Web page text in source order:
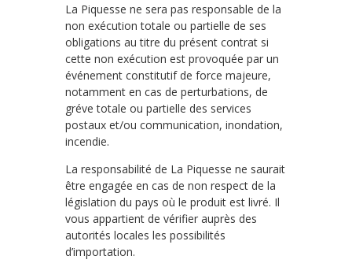
La Piquesse ne sera pas responsable de la
non exécution totale ou partielle de ses
obligations au titre du présent contrat si
cette non exécution est provoquée par un
événement constitutif de force majeure,
notamment en cas de perturbations, de
gréve totale ou partielle des services
postaux et/ou communication, inondation,
incendie.
La responsabilité de La Piquesse ne saurait
être engagée en cas de non respect de la
législation du pays où le produit est livré. Il
vous appartient de vérifier auprès des
autorités locales les possibilités
d’importation.